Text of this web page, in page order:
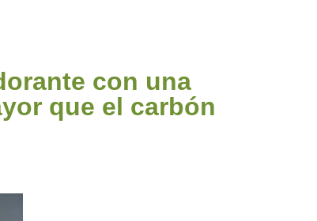
con una
que el carbón